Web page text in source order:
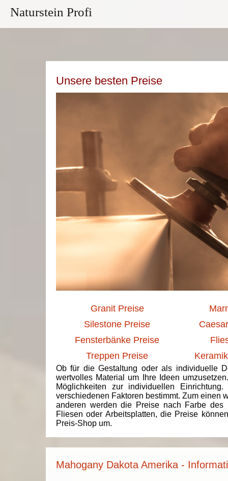
Naturstein Profi
Unsere besten Preise
Granit Preise
Silestone Preise
Fensterbänke Preise
Treppen Preise
Ob für die Gestaltung oder als individuelle
wertvolles Material um Ihre Ideen
Möglichkeiten zur individuellen
verschiedenen Faktoren bestimmt. Zum einen
anderen werden die Preise nach Farbe des
Fliesen oder Arbeitsplatten, die Preise
Preis-Shop um.
Mahogany Dakota Amerika -